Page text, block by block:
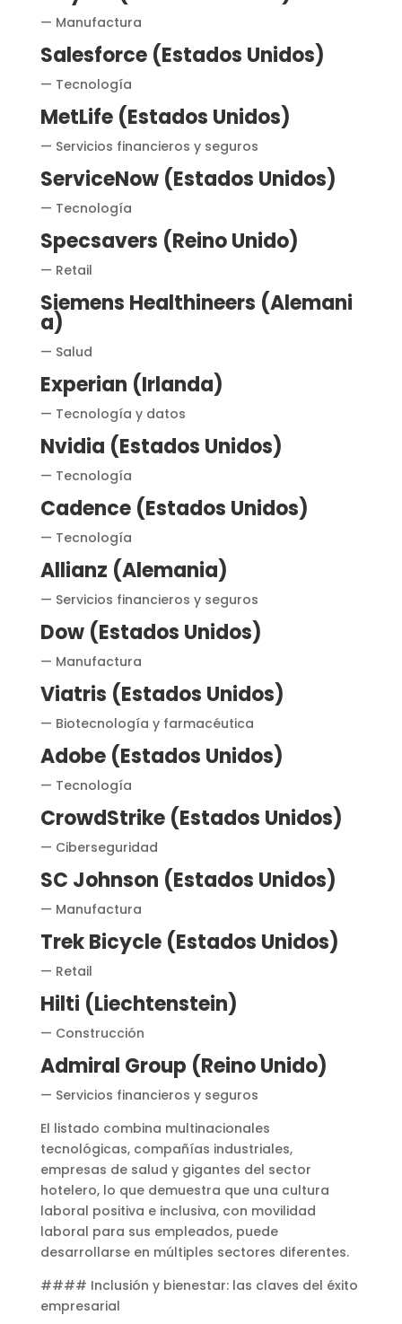
— Manufactura
Salesforce (Estados Unidos)
— Tecnología
MetLife (Estados Unidos)
— Servicios financieros y seguros
ServiceNow (Estados Unidos)
— Tecnología
Specsavers (Reino Unido)
— Retail
Siemens Healthineers (Alemani
a)
— Salud
Experian (Irlanda)
— Tecnología y datos
Nvidia (Estados Unidos)
— Tecnología
Cadence (Estados Unidos)
— Tecnología
Allianz (Alemania)
— Servicios financieros y seguros
Dow (Estados Unidos)
— Manufactura
Viatris (Estados Unidos)
— Biotecnología y farmacéutica
Adobe (Estados Unidos)
— Tecnología
CrowdStrike (Estados Unidos)
— Ciberseguridad
SC Johnson (Estados Unidos)
— Manufactura
Trek Bicycle (Estados Unidos)
— Retail
Hilti (Liechtenstein)
— Construcción
Admiral Group (Reino Unido)
— Servicios financieros y seguros
El listado combina multinacionales
tecnológicas, compañías industriales,
empresas de salud y gigantes del sector
hotelero, lo que demuestra que una cultura
laboral positiva e inclusiva, con movilidad
laboral para sus empleados, puede
desarrollarse en múltiples sectores diferentes.
#### Inclusión y bienestar: las claves del éxito
empresarial